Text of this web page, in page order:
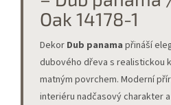
Oak 14178-1
Dekor Dub panama přináší
dubového dřeva s realistickou
matným povrchem. Moderní
interiéru nadčasový charakter